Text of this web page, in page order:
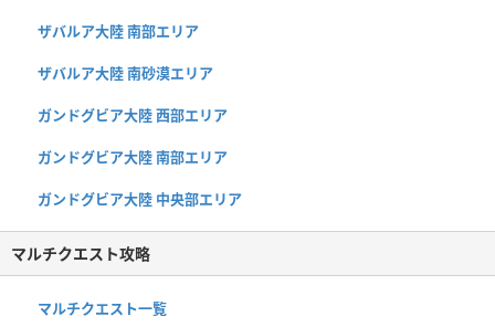
ザバルア大陸 南部エリア
ザバルア大陸 南砂漠エリア
ガンドグビア大陸 西部エリア
ガンドグビア大陸 南部エリア
ガンドグビア大陸 中央部エリア
マルチクエスト攻略
マルチクエスト一覧